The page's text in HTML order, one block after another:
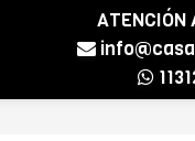
ATENCIÓN